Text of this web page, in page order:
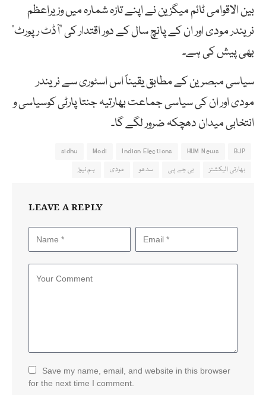
بین الاقوامی ٹائم میگزین نے اپنے تازہ شمارہ میں وزیراعظم
نریندر مودی اور ان کے پانچ سال کے دور اقتدار کی ’آڈٹ رپورٹ‘
بھی پیش کی ہے۔
سیاسی مبصرین کے مطابق یقیناً اس اسٹوری سے نریندر
مودی اور ان کی سیاسی جماعت بھارتیہ جنتا پارٹی کوسیاسی و
انتخابی میدان دھچکہ ضرور لگے گا۔
BJP
HUM News
Indian Elections
Modi
sidhu
بھارتی الیکشنز
بی جے پی سدھو مودی ہم نیوز
LEAVE A REPLY
Save my name, email, and website in this browser
for the next time I comment.